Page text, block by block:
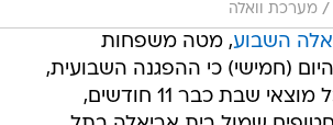
/ מערכת וואלה
השבוע, מטה משפחות
(חמישי) כי ההפגנה השבועית,
שמתקיימת זה כל מוצאי שבת כבר 11 חודשים,